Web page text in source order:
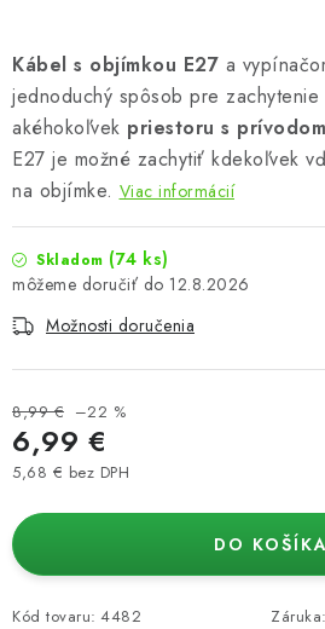
Kábel s objímkou E27 a
jednoduchý spôsob pre zachytenie
akéhokoľvek priestoru s
E27 je možné zachytiť kdekoľvek
na objímke. Viac informácií
Skladom (74 ks)
12.8.2026
Možnosti doručenia
8,99 € –22 %
6,99 €
5,68 € bez DPH
DO KOŠÍKA
Kód tovaru: 4482 Záruka: